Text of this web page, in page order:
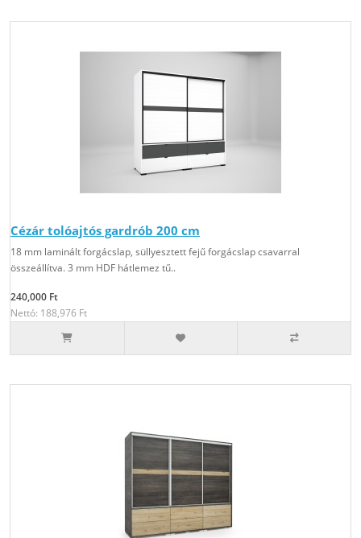
Cézár tolóajtós gardrób 200 cm
18 mm laminált forgácslap, süllyesztett fejű forgácslap csavarral
összeállítva. 3 mm HDF hátlemez tű..
240,000 Ft
Nettó: 188,976 Ft